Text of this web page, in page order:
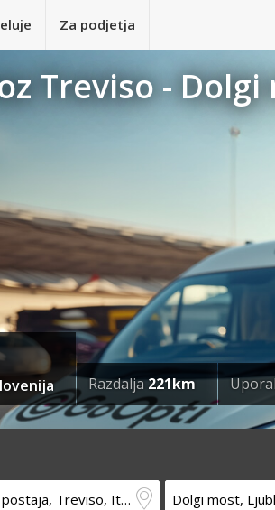
Za podjetja
Treviso - Dolgi
Razdalja221km